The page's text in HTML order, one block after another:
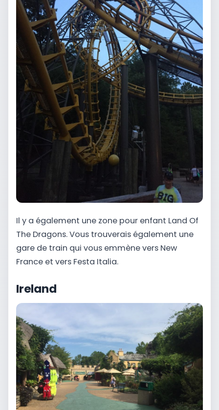
Il y a également une zone pour enfant Land Of
The Dragons. Vous trouverais également une
gare de train qui vous emmène vers New
France et vers Festa Italia.
Ireland